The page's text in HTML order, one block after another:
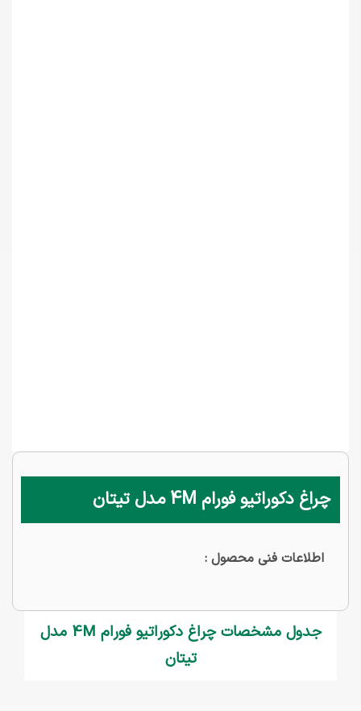
چراغ دکوراتیو فورام 4M مدل تیتان
اطلاعات فنی محصول :
جدول مشخصات چراغ دکوراتیو فورام 4M مدل
تیتان